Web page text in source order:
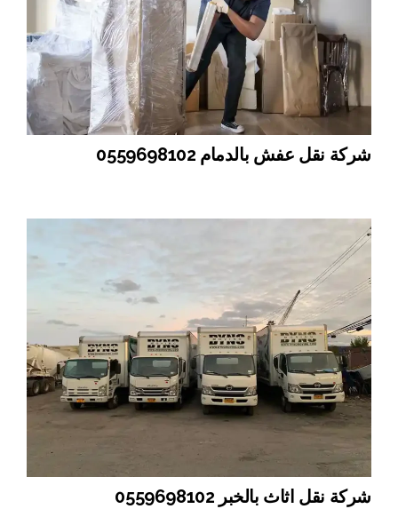
شركة نقل عفش بالدمام 0559698102
شركة نقل اثاث بالخبر 0559698102